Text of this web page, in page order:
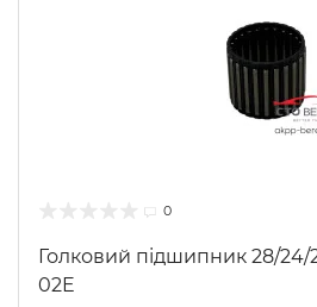
0
Голковий підшипник 28/24/
02E